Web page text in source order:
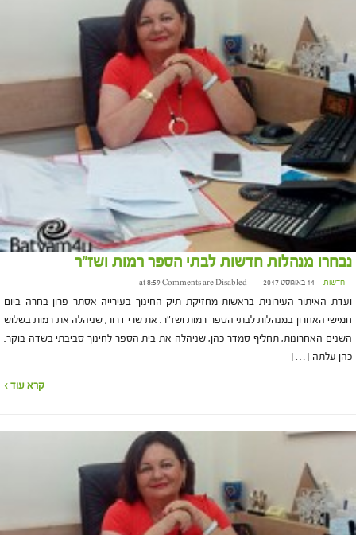
נבחרו מנהלות חדשות לבתי הספר רמות ושז"ר
חדשות 14 באוגוסט 2017 at 8:59 Comments are Disabled
ועדת האיתור העירונית בראשות מחזיקת תיק החינוך בעירייה אסתר פרון בחרה ביום
חמישי האחרון במנהלות לבתי הספר רמות ושז"ר. את שרי דרור, שניהלה את רמות בשלוש
השנים האחרונות, תחליף סמדר כהן, שניהלה את בית הספר לחינוך סביבתי בשדה בוקר.
כהן עלתה […]
קרא עוד ›